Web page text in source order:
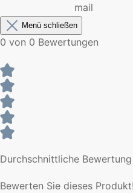
mail
Menü schließen
0 von 0 Bewertungen
Durchschnittliche
Bewerten Sie dieses Produkt!